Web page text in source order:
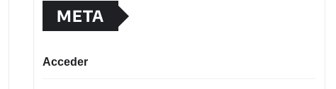
META
Acceder